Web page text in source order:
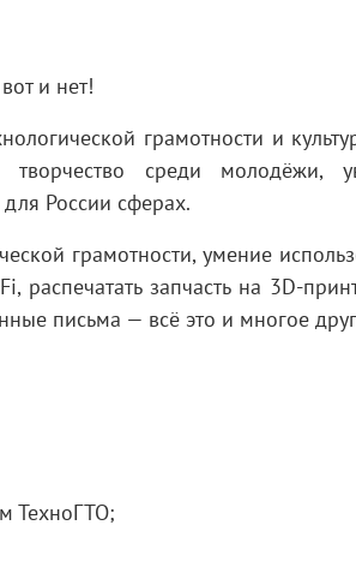
и нет!
грамотности и
творчество среди молодёжи,
России сферах.
грамотности, умение
запчасть на 3D-
письма — всё это и многое
ТехноГТО;